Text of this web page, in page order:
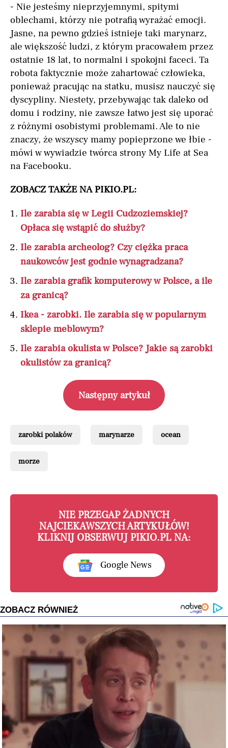
- Nie jesteśmy nieprzyjemnymi, spitymi
oblechami, którzy nie potrafią wyrażać emocji.
Jasne, na pewno gdzieś istnieje taki marynarz,
ale większość ludzi, z którym pracowałem przez
ostatnie 18 lat, to normalni i spokojni faceci. Ta
robota faktycznie może zahartować człowieka,
ponieważ pracując na statku, musisz nauczyć się
dyscypliny. Niestety, przebywając tak daleko od
domu i rodziny, nie zawsze łatwo jest się uporać
z różnymi osobistymi problemami. Ale to nie
znaczy, że wszyscy mamy popieprzone we łbie -
mówi w wywiadzie twórca strony My Life at Sea
na Facebooku.
ZOBACZ TAKŻE NA PIKIO.PL:
Ile zarabia się w Legii Cudzoziemskiej?
Opłaca się wstąpić do służby?
Ile zarabia archeolog? Czy ciężka praca
naukowców jest godnie wynagradzana?
Ile zarabia grafik komputerowy w Polsce, a ile
za granicą?
Ikea - zarobki. Ile zarabia się w popularnym
sklepie meblowym?
Ile zarabia okulista w Polsce? Jakie są zarobki
okulistów za granicą?
Następny artykuł
zarobki polaków marynarze ocean
morze
NIE PRZEGAP ŻADNYCH
NAJCIEKAWSZYCH ARTYKUŁÓW!
KLIKNIJ OBSERWUJ PIKIO.PL NA:
Google News
ZOBACZ RÓWNIEŻ